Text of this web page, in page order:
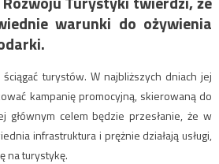
warunki do ożywienia
turystów. W najbliższych dniach jej
kampanię promocyjną, skierowaną do
głównym celem będzie przesłanie, że w
infrastruktura i prężnie działają usługi,
na turystykę.